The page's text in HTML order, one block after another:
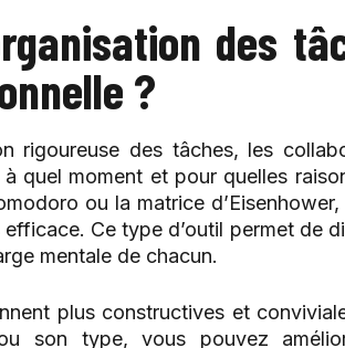
des
?
rigoureuse des tâches, les
quel moment et pour quelles
ou la matrice
Ce type d’outil permet de
mentale de chacun.
plus constructives et
son type, vous pouvez